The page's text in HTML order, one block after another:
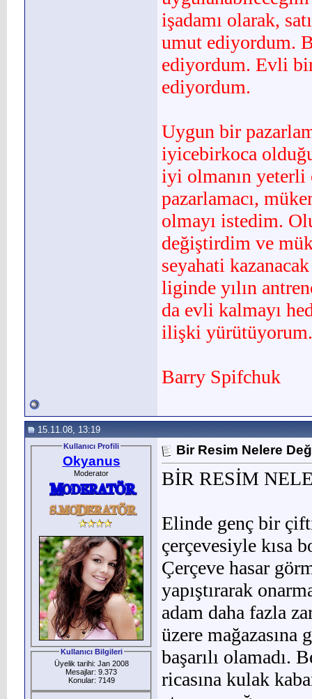
işadamı olarak,
umut ediyordum.
ediyordum. Evli
ediyordum.
Uygun bir
iyicebirkoca
iyi olmanın yeterli
pazarlamacı,
olmayı istedim.
değiştirdim ve
seyahati
liginde yılın
da evli kalmayı
ilişki
Barry Spifchuk
15.11.08, 13:19
Kullanıcı Profili
Okyanus
Moderator
Kullanıcı Bilgileri
Üyelik tarihi: Jan 2008
Mesajlar: 9.373
Konular: 7149
Bir Resim Nelere
BİR RESİM
Elinde genç bir
çer­çevesiyle kısa
Çerçeve hasar
yapıştırarak
adam daha fazla
üzere
başarılı olamadı.
ricasına kulak